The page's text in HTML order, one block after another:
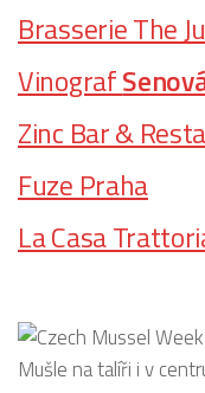
Brasserie The
Vinograf
Zinc Bar &
Fuze Praha
La Casa